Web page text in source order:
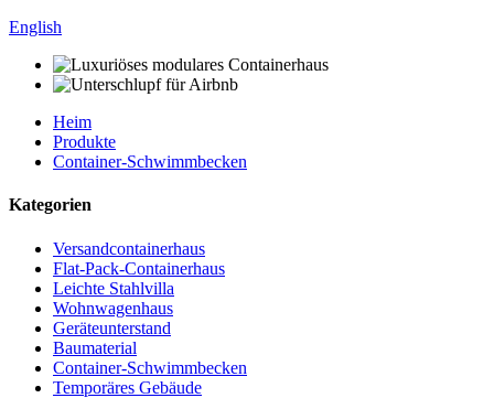
English
Heim
Produkte
Container-Schwimmbecken
Kategorien
Versandcontainerhaus
Flat-Pack-Containerhaus
Leichte Stahlvilla
Wohnwagenhaus
Geräteunterstand
Baumaterial
Container-Schwimmbecken
Temporäres Gebäude